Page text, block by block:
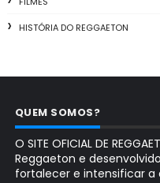
HISTÓRIA DO REGGAETON
QUEM SOMOS?
O SITE OFICIAL DE
Reggaeton e
fortalecer e intensificar a